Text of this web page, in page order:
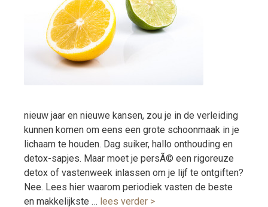
nieuw jaar en nieuwe kansen, zou je in de verleiding
kunnen komen om eens een grote schoonmaak in je
lichaam te houden. Dag suiker, hallo onthouding en
detox-sapjes. Maar moet je persÃ© een rigoreuze
detox of vastenweek inlassen om je lijf te ontgiften?
Nee. Lees hier waarom periodiek vasten de beste
en makkelijkste … lees verder >